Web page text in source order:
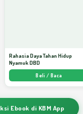
Rahasia Daya Tahan Hidup
Nyamuk DBD
Beli / Baca
Ebook di KBM App